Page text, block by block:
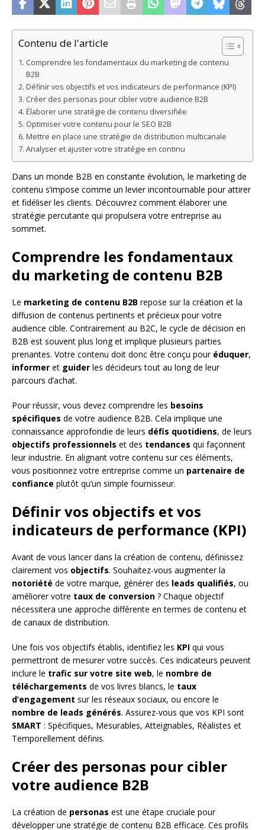
Contenu de l'article
Comprendre les fondamentaux du marketing de contenu
B2B
Définir vos objectifs et vos indicateurs de performance (KPI)
Créer des personas pour cibler votre audience B2B
Élaborer une stratégie de contenu diversifiée
Optimiser votre contenu pour le SEO B2B
Mettre en place une stratégie de distribution multicanale
Analyser et ajuster votre stratégie en continu
Dans un monde B2B en constante évolution, le marketing de
contenu s’impose comme un levier incontournable pour attirer
et fidéliser les clients. Découvrez comment élaborer une
stratégie percutante qui propulsera votre entreprise au
sommet.
Comprendre les fondamentaux
du marketing de contenu B2B
Le marketing de contenu B2B repose sur la création et la
diffusion de contenus pertinents et précieux pour votre
audience cible. Contrairement au B2C, le cycle de décision en
B2B est souvent plus long et implique plusieurs parties
prenantes. Votre contenu doit donc être conçu pour éduquer,
informer et guider les décideurs tout au long de leur
parcours d’achat.
Pour réussir, vous devez comprendre les besoins
spécifiques de votre audience B2B. Cela implique une
connaissance approfondie de leurs défis quotidiens, de leurs
objectifs professionnels et des tendances qui façonnent
leur industrie. En alignant votre contenu sur ces éléments,
vous positionnez votre entreprise comme un partenaire de
confiance plutôt qu’un simple fournisseur.
Définir vos objectifs et vos
indicateurs de performance (KPI)
Avant de vous lancer dans la création de contenu, définissez
clairement vos objectifs. Souhaitez-vous augmenter la
notoriété de votre marque, générer des leads qualifiés, ou
améliorer votre taux de conversion ? Chaque objectif
nécessitera une approche différente en termes de contenu et
de canaux de distribution.
Une fois vos objectifs établis, identifiez les KPI qui vous
permettront de mesurer votre succès. Ces indicateurs peuvent
inclure le trafic sur votre site web, le nombre de
téléchargements de vos livres blancs, le taux
d’engagement sur les réseaux sociaux, ou encore le
nombre de leads générés. Assurez-vous que vos KPI sont
SMART : Spécifiques, Mesurables, Atteignables, Réalistes et
Temporellement définis.
Créer des personas pour cibler
votre audience B2B
La création de personas est une étape cruciale pour
développer une stratégie de contenu B2B efficace. Ces profils